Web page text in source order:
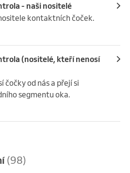
- naši nositelé
kontaktních čoček.
(nositelé, kteří nenosí
čočky od nás a přejí si
segmentu oka.
(98)